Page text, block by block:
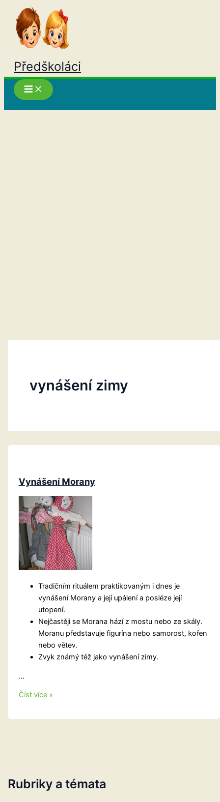
Přeskočit
obsah
Předškoláci
Rubriky a témata
vynášení zimy
Vynášení Morany
Tradičním rituálem praktikovaným i dnes je
vynášení Morany a její upálení a posléze její
utopení.
Nejčastěji se Morana hází z mostu nebo ze skály.
Moranu představuje figurína nebo samorost, kořen
nebo větev.
Zvyk známý též jako vynášení zimy.
…
Vynášení
Číst více »